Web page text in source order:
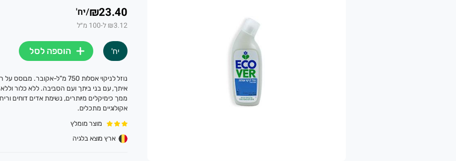
₪23.40
/יח'
₪3.12 ל-100 מ״ל
יח' הוספה לסל
נוזל לניקוי אסלות 750 מ"ל-
איתך, עם בני ביתך ועם הסביבה. ללא כלור וללא
ממך כימיקלים מיותרים, נשימת אדים דוחים
אקולוגיים מתכלים.
מוצר מומלץ
ארץ מוצא בלגיה